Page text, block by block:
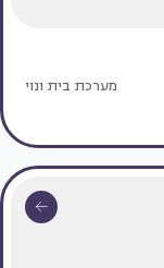
מערכת בית ונוי